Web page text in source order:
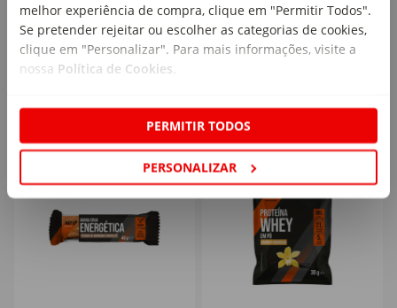
melhor experiência de compra, clique em "Permitir Todos".
Se pretender rejeitar ou escolher as categorias de cookies,
clique em "Personalizar". Para mais informações, visite a
nossa Política de Cookies.
PERMITIR TODOS
PERSONALIZAR
8,99€
35,96€/kg
8,99€